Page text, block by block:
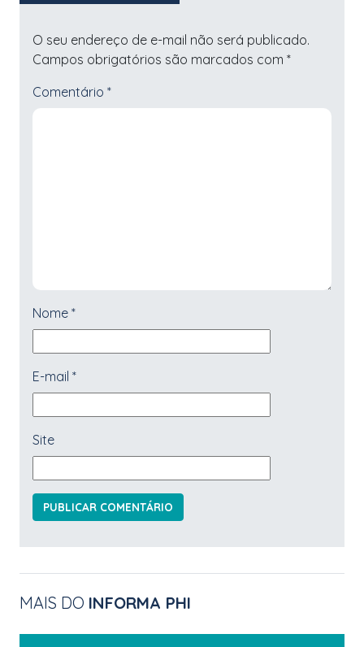
O seu endereço de e-mail não será publicado.
Campos obrigatórios são marcados com *
Comentário *
Nome *
E-mail *
Site
MAIS DO INFORMA PHI